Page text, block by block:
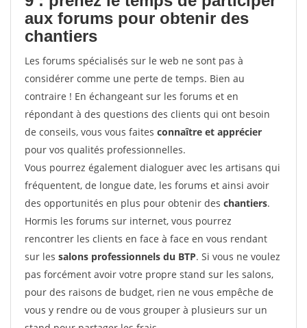
aux forums pour obtenir des
chantiers
Les forums spécialisés sur le web ne sont pas à
considérer comme une perte de temps. Bien au
contraire ! En échangeant sur les forums et en
répondant à des questions des clients qui ont besoin
de conseils, vous vous faites connaître et apprécier
pour vos qualités professionnelles.
Vous pourrez également dialoguer avec les artisans qui
fréquentent, de longue date, les forums et ainsi avoir
des opportunités en plus pour obtenir des chantiers.
Hormis les forums sur internet, vous pourrez
rencontrer les clients en face à face en vous rendant
sur les salons professionnels du BTP. Si vous ne voulez
pas forcément avoir votre propre stand sur les salons,
pour des raisons de budget, rien ne vous empêche de
vous y rendre ou de vous grouper à plusieurs sur un